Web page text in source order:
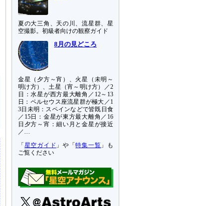
夏の大三角、天の川、流星群、星
空撮影。初級者向けの観察ガイド
8月の見どころ
金星（夕方～宵）、火星（未明～
明け方）、土星（宵～明け方）／2
日：水星が西方最大離角／12～13
日：ペルセウス座流星群が極大／1
3日未明：スペインなどで皆既日食
／15日：金星が東方最大離角／16
日夕方～宵：細い月と金星が接近
／…
「 星空ガイド 」や「特集一覧 」も
ご覧ください